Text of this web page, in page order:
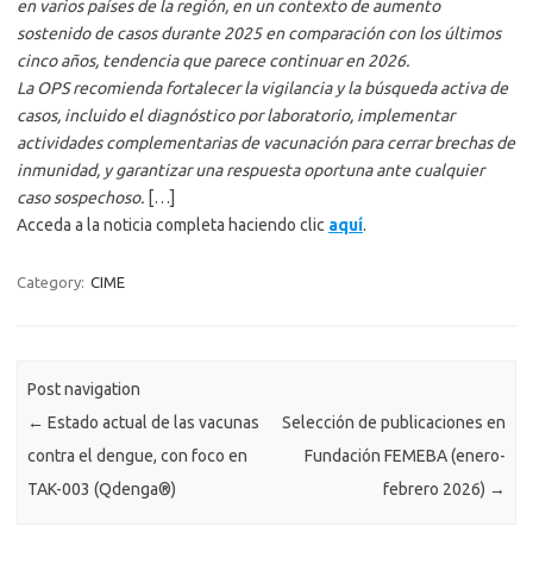
en varios países de la región, en un contexto de aumento
sostenido de casos durante 2025 en comparación con los últimos
cinco años, tendencia que parece continuar en 2026.
La OPS recomienda fortalecer la vigilancia y la búsqueda activa de
casos, incluido el diagnóstico por laboratorio, implementar
actividades complementarias de vacunación para cerrar brechas de
inmunidad, y garantizar una respuesta oportuna ante cualquier
caso sospechoso. […]
Acceda a la noticia completa haciendo clic aquí.
Category: CIME
Post navigation
← Estado actual de las vacunas
contra el dengue, con foco en
TAK-003 (Qdenga®)
Selección de publicaciones en
Fundación FEMEBA (enero-
febrero 2026) →